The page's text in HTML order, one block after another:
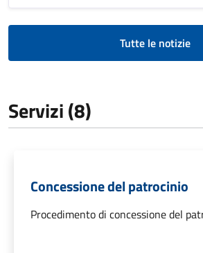
Tutte le notizie
Servizi (8)
Concessione del patrocinio
Procedimento di concessione del